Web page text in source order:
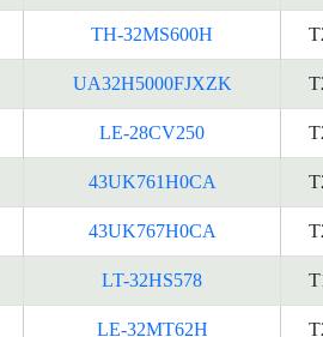
TH-32MS600H
UA32H5000FJXZK
LE-28CV250
43UK761H0CA
43UK767H0CA
LT-32HS578
LE-32MT62H